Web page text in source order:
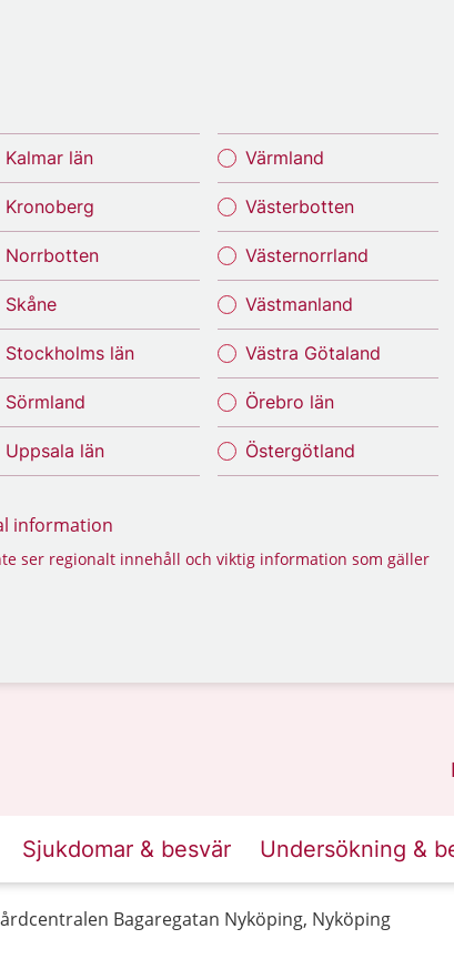
Kalmar län
Kronoberg
Norrbotten
Skåne
Stockholms län
Sörmland
Uppsala län
Värmland
Västerbotten
Västernorrland
Västmanland
Västra Götaland
Örebro län
Östergötland
information
ser regionalt innehåll och viktig information som gäller
Sjukdomar & besvär Undersökning &
Bagaregatan Nyköping, Nyköping